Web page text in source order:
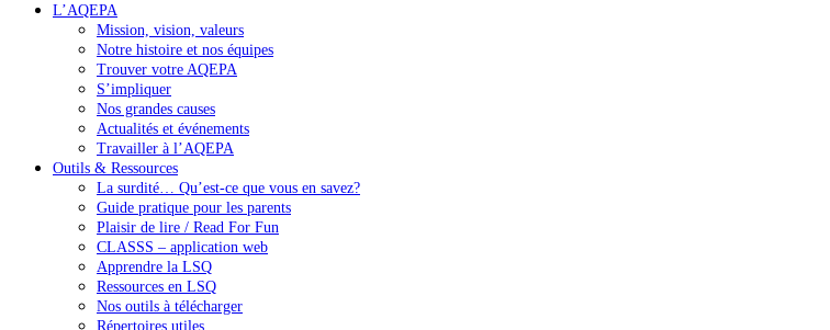
L’AQEPA
Mission, vision, valeurs
Notre histoire et nos équipes
Trouver votre AQEPA
S’impliquer
Nos grandes causes
Actualités et événements
Travailler à l’AQEPA
Outils & Ressources
La surdité… Qu’est-ce que vous en savez?
Guide pratique pour les parents
Plaisir de lire / Read For Fun
CLASSS – application web
Apprendre la LSQ
Ressources en LSQ
Nos outils à télécharger
Répertoires utiles